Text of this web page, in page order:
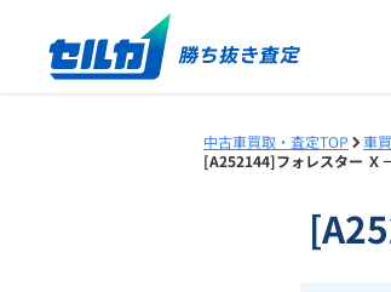
中古車買取・査定TOP 車
[A252144]フォレスター Ｘ